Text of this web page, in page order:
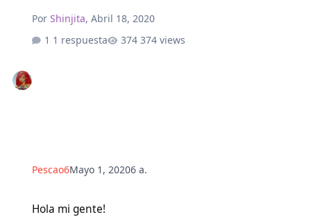
PorShinjita,Abril 18, 2020
1 respuesta
374 views
Pescao6Mayo 1, 20206 a.
Hola mi gente!